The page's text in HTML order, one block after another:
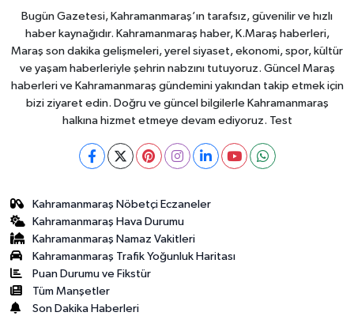
Bugün Gazetesi, Kahramanmaraş’ın tarafsız, güvenilir ve hızlı
haber kaynağıdır. Kahramanmaraş haber, K.Maraş haberleri,
Maraş son dakika gelişmeleri, yerel siyaset, ekonomi, spor, kültür
ve yaşam haberleriyle şehrin nabzını tutuyoruz. Güncel Maraş
haberleri ve Kahramanmaraş gündemini yakından takip etmek için
bizi ziyaret edin. Doğru ve güncel bilgilerle Kahramanmaraş
halkına hizmet etmeye devam ediyoruz. Test
Kahramanmaraş Nöbetçi Eczaneler
Kahramanmaraş Hava Durumu
Kahramanmaraş Namaz Vakitleri
Kahramanmaraş Trafik Yoğunluk Haritası
Puan Durumu ve Fikstür
Tüm Manşetler
Son Dakika Haberleri